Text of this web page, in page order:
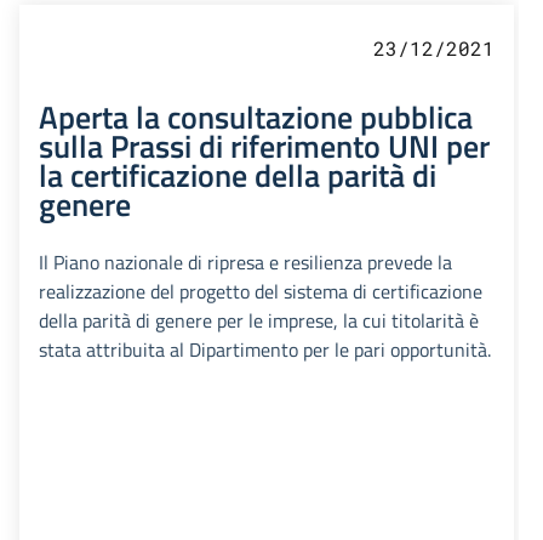
23/12/2021
Aperta la consultazione pubblica
sulla Prassi di riferimento UNI per
la certificazione della parità di
genere
Il Piano nazionale di ripresa e resilienza prevede la
realizzazione del progetto del sistema di certificazione
della parità di genere per le imprese, la cui titolarità è
stata attribuita al Dipartimento per le pari opportunità.